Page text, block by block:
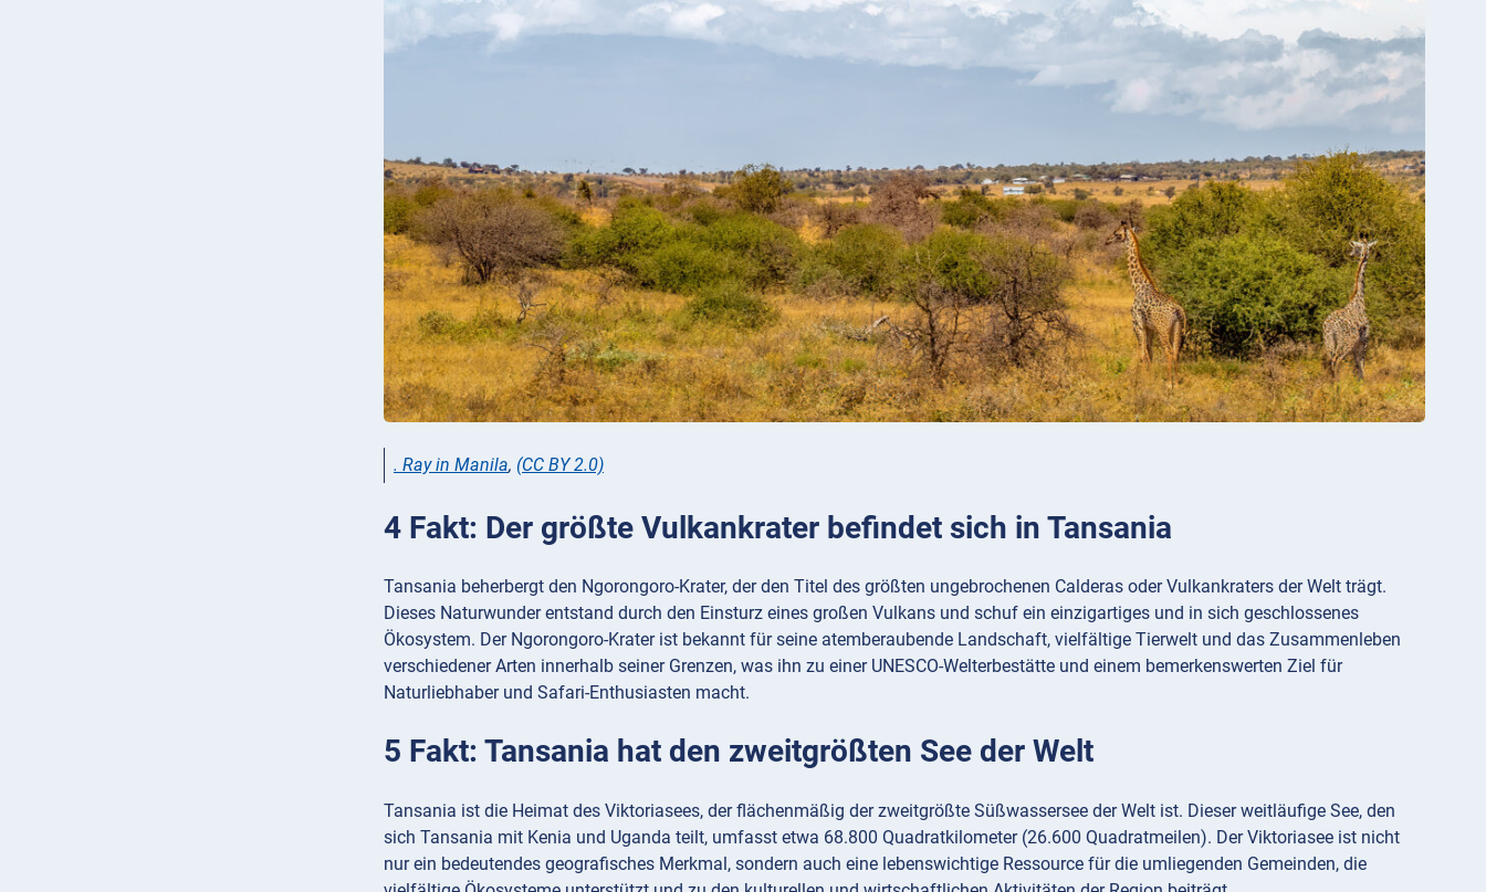
. Ray in Manila, (CC BY 2.0)
4 Fakt: Der größte Vulkankrater befindet sich in Tansania
Tansania beherbergt den Ngorongoro-Krater, der den Titel des größten ungebrochenen Calderas oder Vulkankraters der Welt trägt.
Dieses Naturwunder entstand durch den Einsturz eines großen Vulkans und schuf ein einzigartiges und in sich geschlossenes
Ökosystem. Der Ngorongoro-Krater ist bekannt für seine atemberaubende Landschaft, vielfältige Tierwelt und das Zusammenleben
verschiedener Arten innerhalb seiner Grenzen, was ihn zu einer UNESCO-Welterbestätte und einem bemerkenswerten Ziel für
Naturliebhaber und Safari-Enthusiasten macht.
5 Fakt: Tansania hat den zweitgrößten See der Welt
Tansania ist die Heimat des Viktoriasees, der flächenmäßig der zweitgrößte Süßwassersee der Welt ist. Dieser weitläufige See, den
sich Tansania mit Kenia und Uganda teilt, umfasst etwa 68.800 Quadratkilometer (26.600 Quadratmeilen). Der Viktoriasee ist nicht
nur ein bedeutendes geografisches Merkmal, sondern auch eine lebenswichtige Ressource für die umliegenden Gemeinden, die